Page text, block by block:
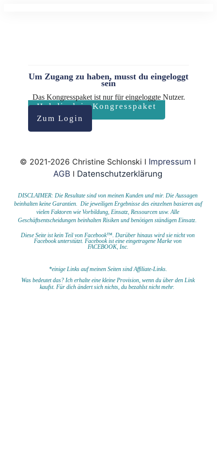
Um Zugang zu haben, musst du eingeloggt
sein
Das Kongresspaket ist nur für eingeloggte Nutzer.
Hol dir dein Kongresspaket
Zum Login
© 2021-2026 Christine Schlonski I Impressum I
AGB I Datenschutzerklärung
DISCLAIMER: Die Resultate sind von meinen Kunden und mir. Die Aussagen
beinhalten keine Garantien. Die jeweiligen Ergebnisse des einzelnen basieren auf
vielen Faktoren wie Vorbildung, Einsatz, Ressourcen usw.Alle
Geschäftsentscheidungen beinhalten Risiken und benötigen ständigen Einsatz.
Diese Seite ist kein Teil von Facebook™. Darüber hinaus wird sie nicht von
Facebook unterstützt. Facebook ist eine eingetragene Marke von
FACEBOOK, Inc.
*einige Links auf meinen Seiten sind Affiliate-Links.
Was bedeutet das? Ich erhalte eine kleine Provision, wenn du über den Link
kaufst. Für dich ändert sich nichts, du bezahlst nicht mehr.